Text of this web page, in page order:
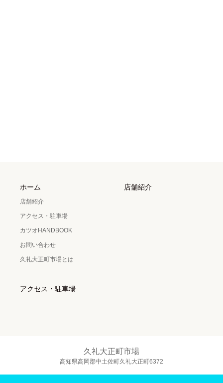
ホーム
店舗紹介
アクセス・駐車場
カツオHANDBOOK
お問い合わせ
久礼大正町市場とは
店舗紹介
アクセス・駐車場
久礼大正町市場
高知県高岡郡中土佐町久礼大正町6372